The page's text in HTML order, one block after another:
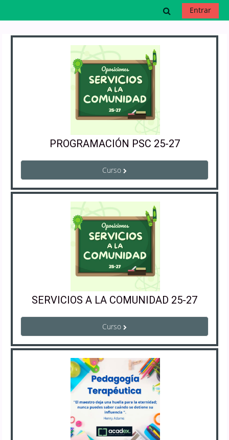
Selector de
Entrar
PROGRAMACIÓN PSC 25-27
Curso
SERVICIOS A LA COMUNIDAD 25-27
Curso